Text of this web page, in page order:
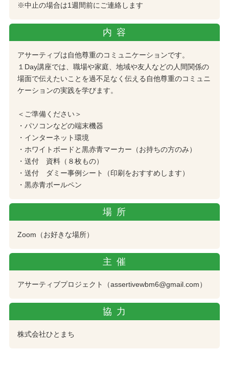
※中止の場合は1週間前にご連絡します
内容
アサーティブは自他尊重のコミュニケーションです。
１Day講座では、職場や家庭、地域や友人などの人間関係の
場面で伝えたいことを過不足なく伝える自他尊重のコミュニ
ケーションの実践を学びます。
＜ご準備ください＞
・パソコンなどの端末機器
・インターネット環境
・ホワイトボードと黒赤青マーカー（お持ちの方のみ）
・送付 資料（８枚もの）
・送付 ダミー事例シート（印刷をおすすめします）
・黒赤青ボールペン
場所
Zoom（お好きな場所）
主催
アサーティブプロジェクト（assertivewbm6@gmail.com）
協力
株式会社ひとまち